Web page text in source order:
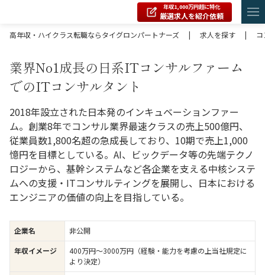
年収1,000万円超に特化
厳選求人を紹介依頼
高年収・ハイクラス転職ならタイグロンパートナーズ
| 求人を探す |
業界No1成長の日系ITコンサルファーム
でのITコンサルタント
2018年設立された⽇本発のインキュベーションファー
ム。創業8年でコンサル業界最速クラスの売上500億円、
従業員数1,800名超の急成長しており、10期で売上1,000
憶円を目標としている。AI、ビックデータ等の先端テクノ
ロジーから、基幹システムなど各企業を支える中核システ
ムへの支援・ITコンサルティングを展開し、⽇本における
エンジニアの価値の向上を目指している。
企業名
非公開
年収イメージ
400万円〜3000万円（経験・能力を考慮の上当社規定に
より決定）